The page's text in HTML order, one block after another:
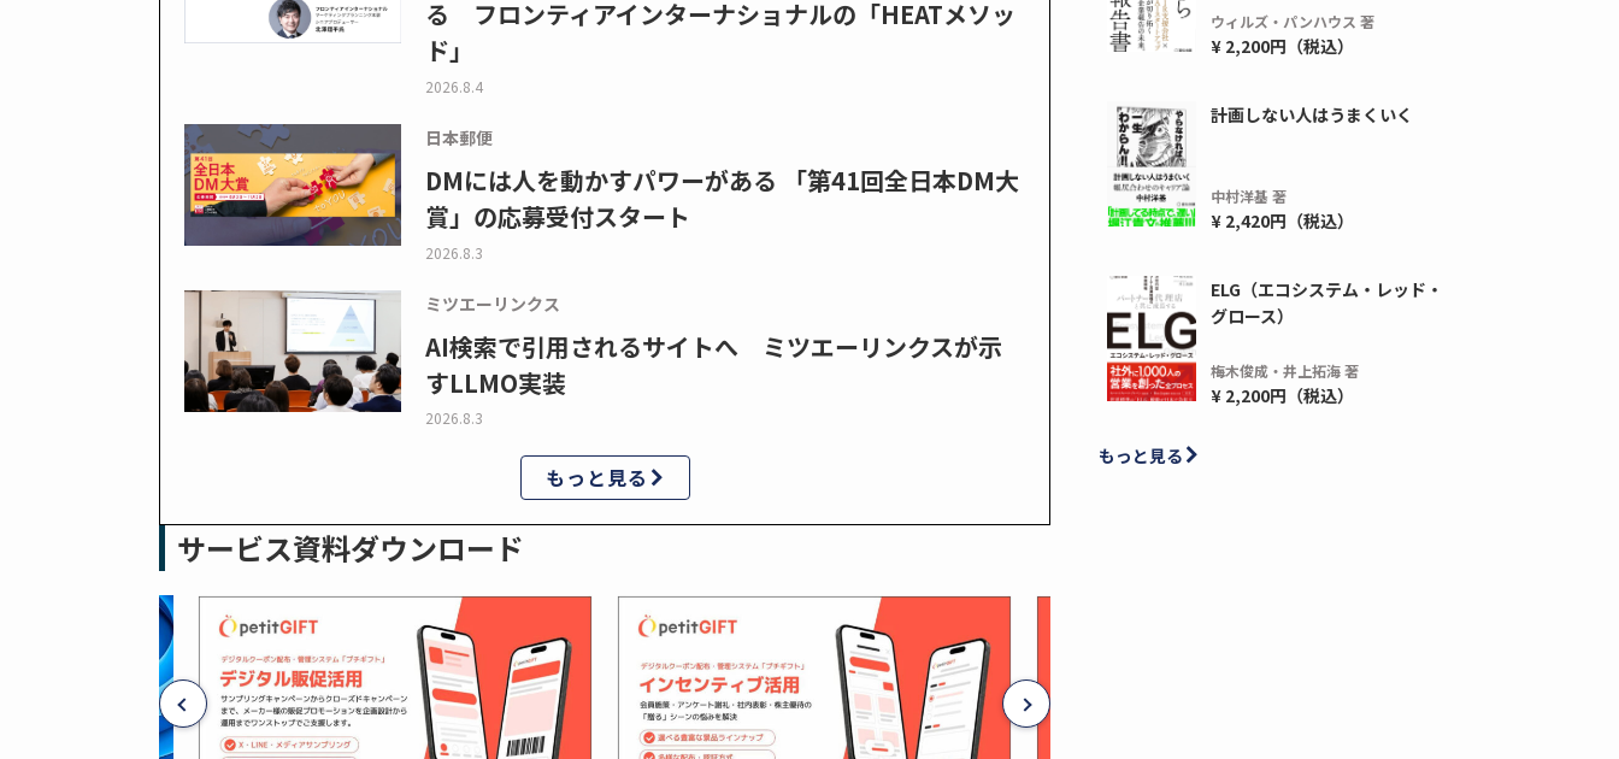
る フロンティアインターナショナルの「HEATメソッ
ド」
2026.8.4
日本郵便
DMには人を動かすパワーがある 「第41回全日本DM大
賞」の応募受付スタート
2026.8.3
ミツエーリンクス
AI検索で引用されるサイトへ ミツエーリンクスが示
すLLMO実装
2026.8.3
もっと見る
サービス資料ダウンロード
ウィルズ・パンハウス 著
¥ 2,200円（税込）
計画しない人はうまくいく
中村洋基 著
¥ 2,420円（税込）
ELG（エコシステム・レッド・
グロース）
梅木俊成・井上拓海 著
¥ 2,200円（税込）
もっと見る